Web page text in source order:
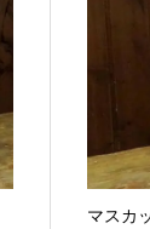
マスカ